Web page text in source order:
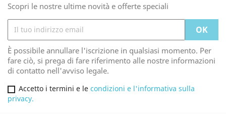
Scopri le nostre ultime novità e offerte speciali
È possibile annullare l'iscrizione in qualsiasi momento. Per
fare ciò, si prega di fare riferimento alle nostre informazioni
di contatto nell'avviso legale.
Accetto i termini e le condizioni e l'informativa sulla
privacy.